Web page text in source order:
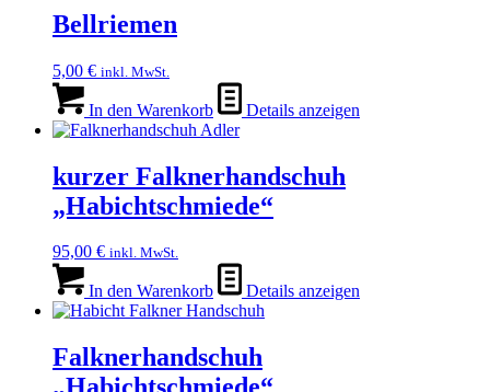
Bellriemen
5,00 € inkl. MwSt.
In den Warenkorb Details anzeigen
kurzer Falknerhandschuh
„Habichtschmiede“
95,00 € inkl. MwSt.
In den Warenkorb Details anzeigen
Falknerhandschuh